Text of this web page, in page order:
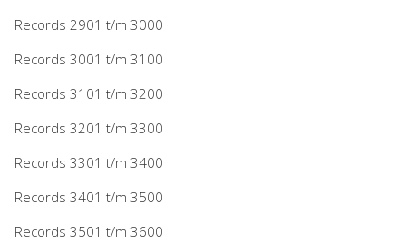
Records 2901 t/m 3000
Records 3001 t/m 3100
Records 3101 t/m 3200
Records 3201 t/m 3300
Records 3301 t/m 3400
Records 3401 t/m 3500
Records 3501 t/m 3600